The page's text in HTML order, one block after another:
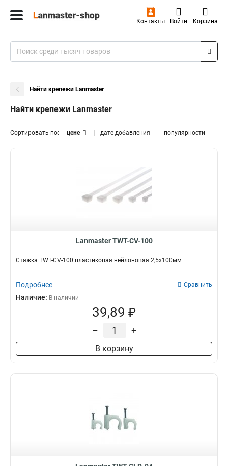
Контакты Войти Корзина
Найти крепежи Lanmaster
Найти крепежи Lanmaster
Сортировать по: цене дате добавления популярности
Lanmaster TWT-CV-100
Стяжка TWT-CV-100 пластиковая нейлоновая 2,5х100мм
Подробнее Сравнить
Наличие: В наличии
39,89 ₽
– +
В корзину